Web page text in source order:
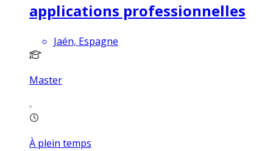
applications professionnelles
Jaén, Espagne
Master
À plein temps